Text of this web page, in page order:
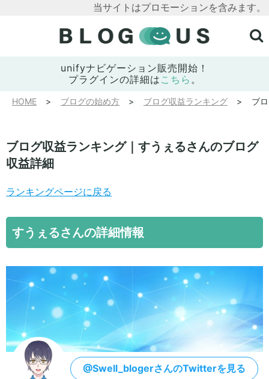
当サイトはプロモーションを含みます。
unifyナビゲーション販売開始！
プラグインの詳細は こちら 。
HOME ブログの始め方 ブログ収益ランキング ブ
ブログ収益ランキング｜すうぇるさんのブログ
収益詳細
ランキングページに戻る
すうぇるさんの詳細情報
@Swell_blogerさんのTwitterを見る